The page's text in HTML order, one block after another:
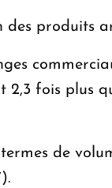
produits
fois plus
de